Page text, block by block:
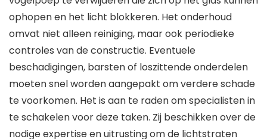
ophopen en het licht blokkeren. Het onderhoud
omvat niet alleen reiniging, maar ook periodieke
controles van de constructie. Eventuele
beschadigingen, barsten of loszittende onderdelen
moeten snel worden aangepakt om verdere schade
te voorkomen. Het is aan te raden om specialisten in
te schakelen voor deze taken. Zij beschikken over de
nodige expertise en uitrusting om de lichtstraten